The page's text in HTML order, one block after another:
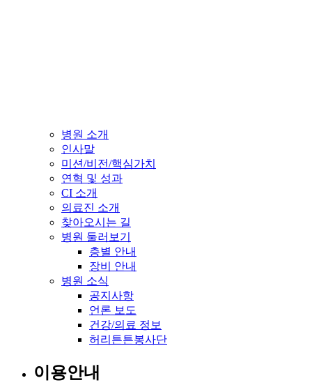
병원 소개
인사말
미션/비전/핵심가치
연혁 및 성과
CI 소개
의료진 소개
찾아오시는 길
병원 둘러보기
층별 안내
장비 안내
병원 소식
공지사항
언론 보도
건강/의료 정보
허리튼튼봉사단
이용안내